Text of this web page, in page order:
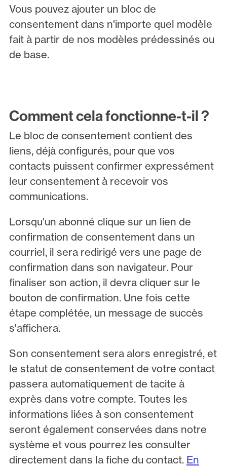
Vous pouvez ajouter un bloc de
consentement dans n'importe quel modèle
fait à partir de nos modèles prédessinés ou
de base.
Comment cela fonctionne-t-il ?
Le bloc de consentement contient des
liens, déjà configurés, pour que vos
contacts puissent confirmer expressément
leur consentement à recevoir vos
communications.
Lorsqu'un abonné clique sur un lien de
confirmation de consentement dans un
courriel, il sera redirigé vers une page de
confirmation dans son navigateur. Pour
finaliser son action, il devra cliquer sur le
bouton de confirmation. Une fois cette
étape complétée, un message de succès
s'affichera.
Son consentement sera alors enregistré, et
le statut de consentement de votre contact
passera automatiquement de tacite à
exprès dans votre compte. Toutes les
informations liées à son consentement
seront également conservées dans notre
système et vous pourrez les consulter
directement dans la fiche du contact. En